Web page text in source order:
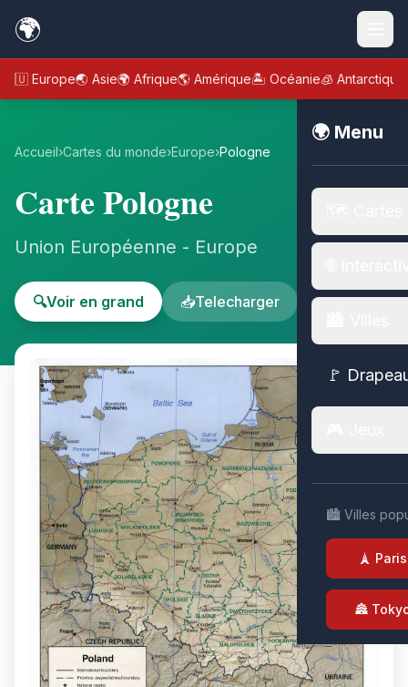
🌍
🇪🇺 Europe🌏 Asie🌍 Afrique🌎 Amérique🏝️ Océanie🧊 Antarctique
🌍 Menu
🚩
🏙️ Villes
🗼 Paris
🏯
Accueil›Cartes du monde›Europe›Pologne
Carte Pologne
Union Européenne - Europe
🔍Voir en grand 📥Telecharger